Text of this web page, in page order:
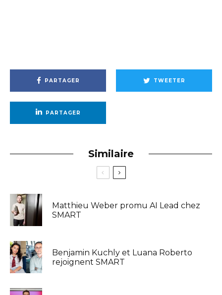
PARTAGER TWEETER
PARTAGER
Similaire
Matthieu Weber promu AI Lead chez
SMART
Benjamin Kuchly et Luana Roberto
rejoignent SMART